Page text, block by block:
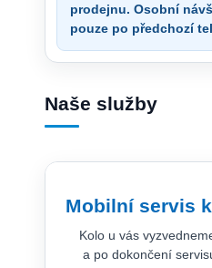
prodejnu. Osobní
pouze po předchozí
Naše služby
Mobilní servis
Kolo u vás
a po dokončení